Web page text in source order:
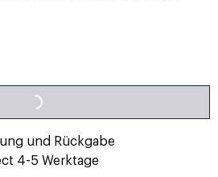
LOADING...
und Rückgabe
4-5 Werktage